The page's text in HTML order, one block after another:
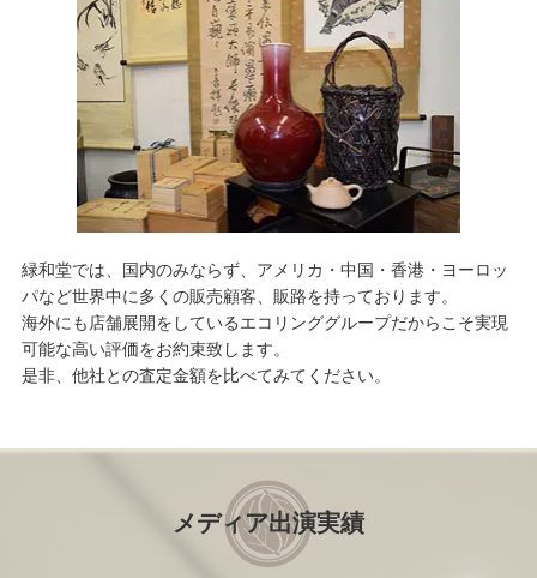
緑和堂では、国内のみならず、アメリカ・中国・香港・ヨーロッ
パなど世界中に多くの販売顧客、販路を持っております。
海外にも店舗展開をしているエコリンググループだからこそ実現
可能な高い評価をお約束致します。
是非、他社との査定金額を比べてみてください。
メディア出演実績